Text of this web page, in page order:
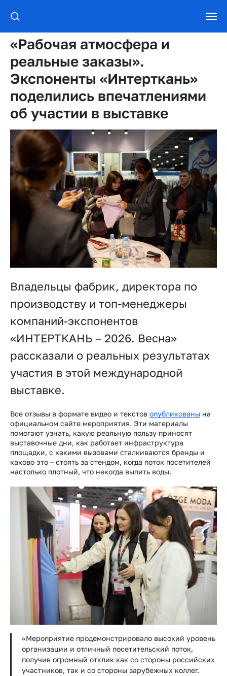
«Рабочая атмосфера и
реальные заказы».
Экспоненты «Интерткань»
поделились впечатлениями
об участии в выставке
Владельцы фабрик, директора по
производству и топ-менеджеры
компаний-экспонентов
«ИНТЕРТКАНЬ – 2026. Весна»
рассказали о реальных результатах
участия в этой международной
выставке.
Все отзывы в формате видео и текстов опубликованы на
официальном сайте мероприятия. Эти материалы
помогают узнать, какую реальную пользу приносят
выставочные дни, как работает инфраструктура
площадки, с какими вызовами сталкиваются бренды и
каково это – стоять за стендом, когда поток посетителей
настолько плотный, что некогда выпить воды.
«Мероприятие продемонстрировало высокий уровень
организации и отличный посетительский поток,
получив огромный отклик как со стороны российских
участников, так и со стороны зарубежных коллег.